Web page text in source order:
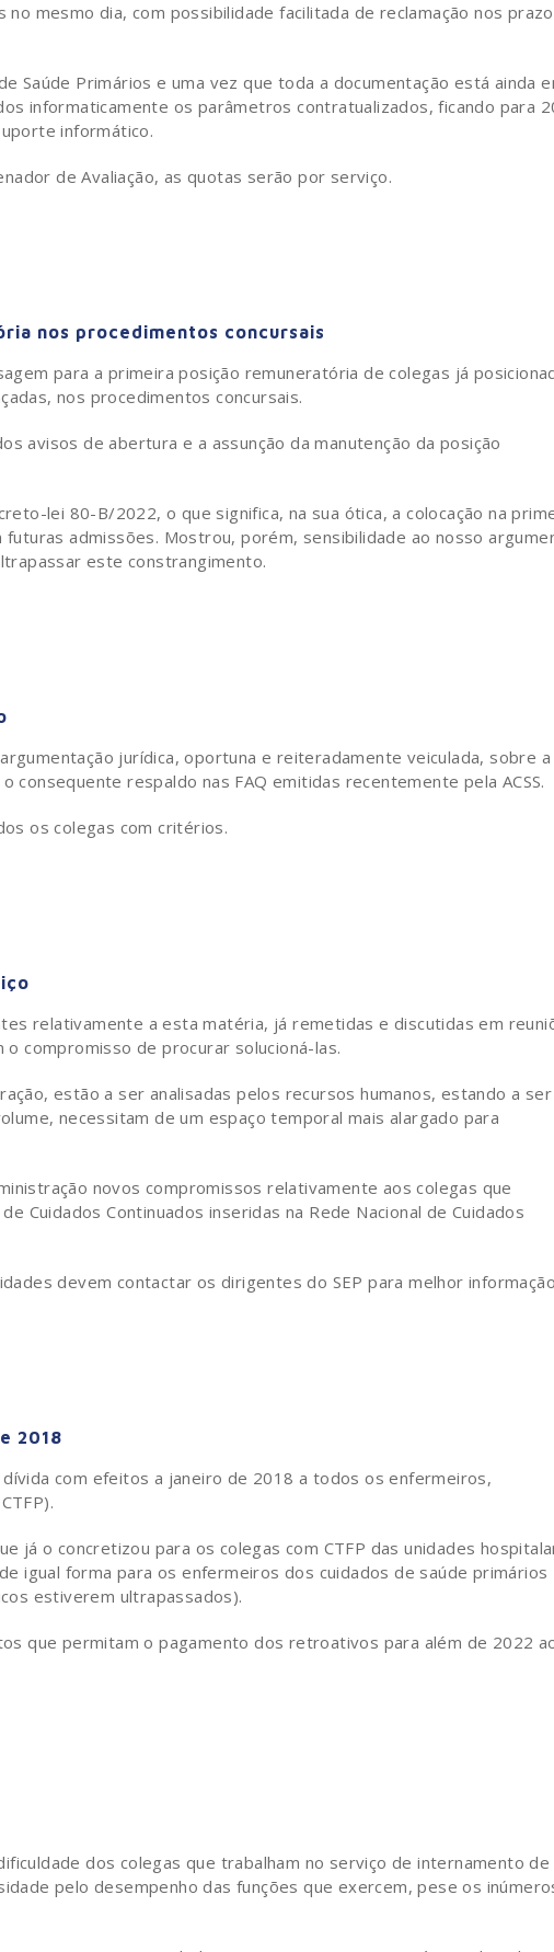
mesmo dia, com possibilidade facilitada de reclamação nos
Saúde Primários e uma vez que toda a documentação está ainda
informaticamente os parâmetros contratualizados, ficando para
informático.
de Avaliação, as quotas serão por serviço.
nos procedimentos concursais
para a primeira posição remuneratória de colegas já
nos procedimentos concursais.
avisos de abertura e a assunção da manutenção da posição
lei 80-B/2022, o que significa, na sua ótica, a colocação na
admissões. Mostrou, porém, sensibilidade ao nosso
este constrangimento.
jurídica, oportuna e reiteradamente veiculada, sobre a
respaldo nas FAQ emitidas recentemente pela ACSS.
os colegas com critérios.
relativamente a esta matéria, já remetidas e discutidas em
compromisso de procurar solucioná-las.
estão a ser analisadas pelos recursos humanos, estando a ser
necessitam de um espaço temporal mais alargado para
novos compromissos relativamente aos colegas que
Cuidados Continuados inseridas na Rede Nacional de Cuidados
devem contactar os dirigentes do SEP para melhor
2018
com efeitos a janeiro de 2018 a todos os enfermeiros,
já o concretizou para os colegas com CTFP das unidades
igual forma para os enfermeiros dos cuidados de saúde primários
estiverem ultrapassados).
que permitam o pagamento dos retroativos para além de 2022
dos colegas que trabalham no serviço de internamento de
pelo desempenho das funções que exercem, pese os